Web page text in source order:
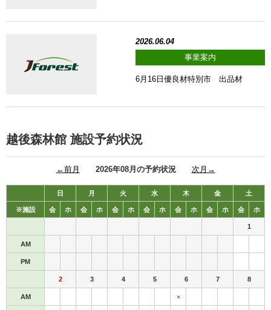
2026.06.04
事業案内
6月16日優良材特別市 出品材
越後森林館 施設予約状況
←前月 2026年08月の予約状況 次月→
日 月 火 水 木 金 土
※施設 会 ホ 会 ホ 会 ホ 会 ホ 会 ホ 会 ホ 会 ホ
1
AM
PM
2 3 4 5 6 7 8
AM ×